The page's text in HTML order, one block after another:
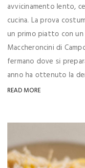
avvicinamento lento,
cucina. La prova
un primo piatto con
Maccheroncini di
fermano dove si
anno ha ottenuto la
READ MORE